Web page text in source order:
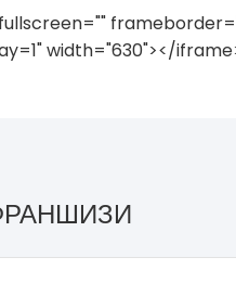
width="630"></